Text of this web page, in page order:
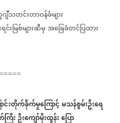
သတင်းတာဝန်ခံများ
မြစ်များဆီမှအခြေခံတင်ပြထား
င်းတိုက်ခိုက်မှုကြောင့်မသန်စွမ်းဦးရေ
ြီး ဦးကျော်မိုးထွန်းပြော